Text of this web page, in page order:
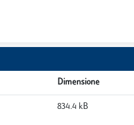
Dimensione
834.4 kB